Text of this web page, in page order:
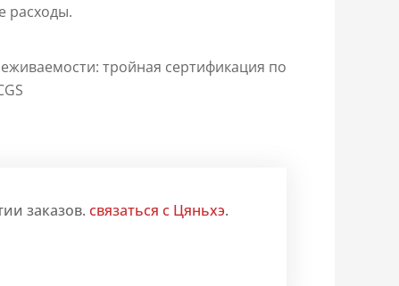
расходы.
тройная сертификация по
заказов.связаться с Цяньхэ.